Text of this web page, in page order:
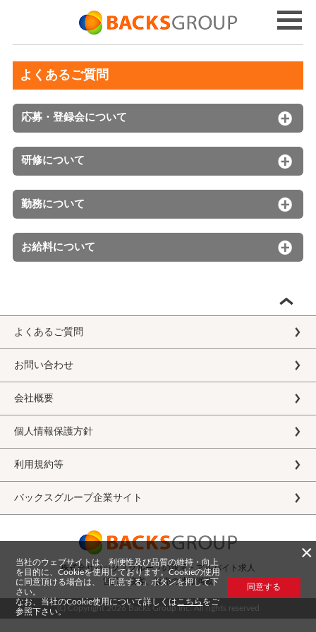
よくあるご質問
応募・登録会について
研修について
勤務について
お給料について
よくあるご質問
お問い合わせ
会社概要
個人情報保護方針
利用規約等
バックスグループ企業サイト
株式会社バックスグループの派遣・アルバイト求人
営業、接客、販売の情報満載
(c) Copyright2026 Backs Group Inc. All rights reserved
×
当社のウェブサイトは、利便性及び品質の維持・向上
を目的に、Cookieを使用しております。Cookieの使用
に同意頂ける場合は、「同意する」ボタンを押して下
さい。
なお、当社のCookie使用について詳しくは こちら をご
参照下さい。
同意する